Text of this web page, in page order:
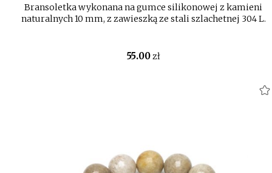
Bransoletka wykonana na gumce silikonowej z kamieni
naturalnych 10 mm, z zawieszką ze stali szlachetnej 304 L.
55.00 zł